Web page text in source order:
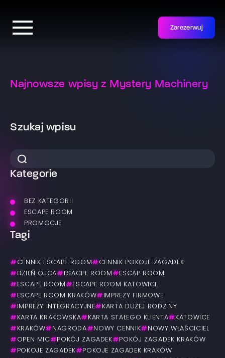
Zarezerwuj
Najnowsze wpisy z Mystery Machinery
Szukaj wpisu
Kategorie
BEZ KATEGORII
ESCAPE ROOM
PROMOCJE
Tagi
# CENNIK ESCAPE ROOM # CENNIK POKOJE ZAGADEK
# DZIEŃ OJCA# ESACPE ROOM # ESCAP ROOM
# ESCAPE ROOM # ESCAPE ROOM KATOWICE
# ESCAPE ROOM KRAKÓW# IMPREZY FIRMOWE
# IMPREZY INTEGRACYJNE# KARTA DUŻEJ RODZINY
# KARTA KRAKOWSKA# KARTA STAŁEGO KLIENTA# KATOWICE
# KRAKÓW# NAGRODA# NOWY CENNIK# NOWY WŁAŚCICIEL
# OPEN MIC# POKÓJ ZAGADEK# POKÓJ ZAGADEK KRAKÓW
# POKOJE ZAGADEK# POKOJE ZAGADEK KRAKÓW